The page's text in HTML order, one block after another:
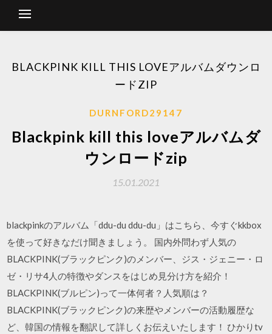
BLACKPINK KILL THIS LOVEアルバムダウンロ
ードZIP
DURNFORD29147
Blackpink kill this loveアルバムダ
ウンロードzip
15.01.2021
blackpinkのアルバム「ddu-du ddu-du」はこちら、今すぐkkbox
を使って好きなだけ聞きましょう。 国内外問わず人気の
BLACKPINK(ブラックピンク)のメンバー、ジス・ジェニー・ロ
ゼ・リサ4人の特徴やダンスをはじめ見分け方を紹介！
BLACKPINK(ブルピン)って一体何者？人気順は？
BLACKPINK(ブラックピンク)の来歴やメンバーの活動履歴な
ど、韓国の情報を翻訳して詳しくお伝えいたします！ ひかりtv